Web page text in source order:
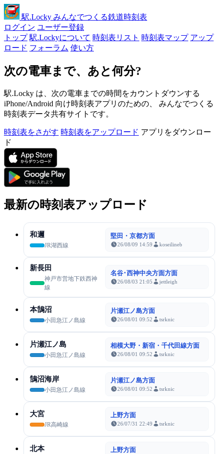
駅.Locky みんなでつくる鉄道時刻表
ログイン ユーザー登録
トップ 駅.Lockyについて 時刻表リスト 時刻表マップ アップ
ロード フォーラム 使い方
次の電車まで、あと何分?
駅.Locky は、次の電車までの時間をカウントダウンする
iPhone/Android 向け時刻表アプリのための、 みんなでつくる
時刻表データ共有サイトです。
時刻表をさがす 時刻表をアップロード アプリをダウンロー
ド
最新の時刻表アップロード
和邇
JR湖西線
堅田・京都方面
26/08/09 14:59 koseilineb
新長田
神戸市営地下鉄西神
線
名谷･西神中央方面方面
26/08/03 21:05 jettleigh
本鵠沼
小田急江ノ島線
片瀬江ノ島方面
26/08/01 09:52 tsrknic
片瀬江ノ島
小田急江ノ島線
相模大野・新宿・千代田線方面
26/08/01 09:52 tsrknic
鵠沼海岸
小田急江ノ島線
片瀬江ノ島方面
26/08/01 09:52 tsrknic
大宮
JR高崎線
上野方面
26/07/31 22:49 tsrknic
北本 上野方面